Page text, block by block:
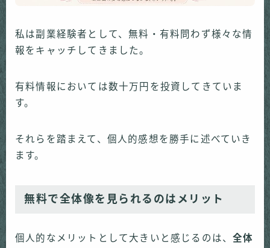
私は副業経験者として、無料・有料問わず様々な情
報をキャッチしてきました。
有料情報においては数十万円を投資してきていま
す。
それらを踏まえて、個人的感想を勝手に述べていき
ます。
無料で全体像を見られるのはメリット
個人的なメリットとして大きいと感じるのは、全体